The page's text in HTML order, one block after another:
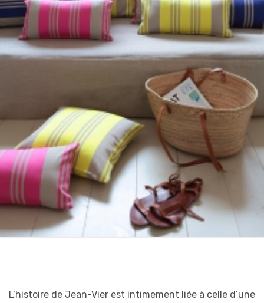
L’histoire de Jean-Vier est intimement liée à celle d’une